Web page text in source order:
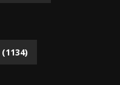
(1134)